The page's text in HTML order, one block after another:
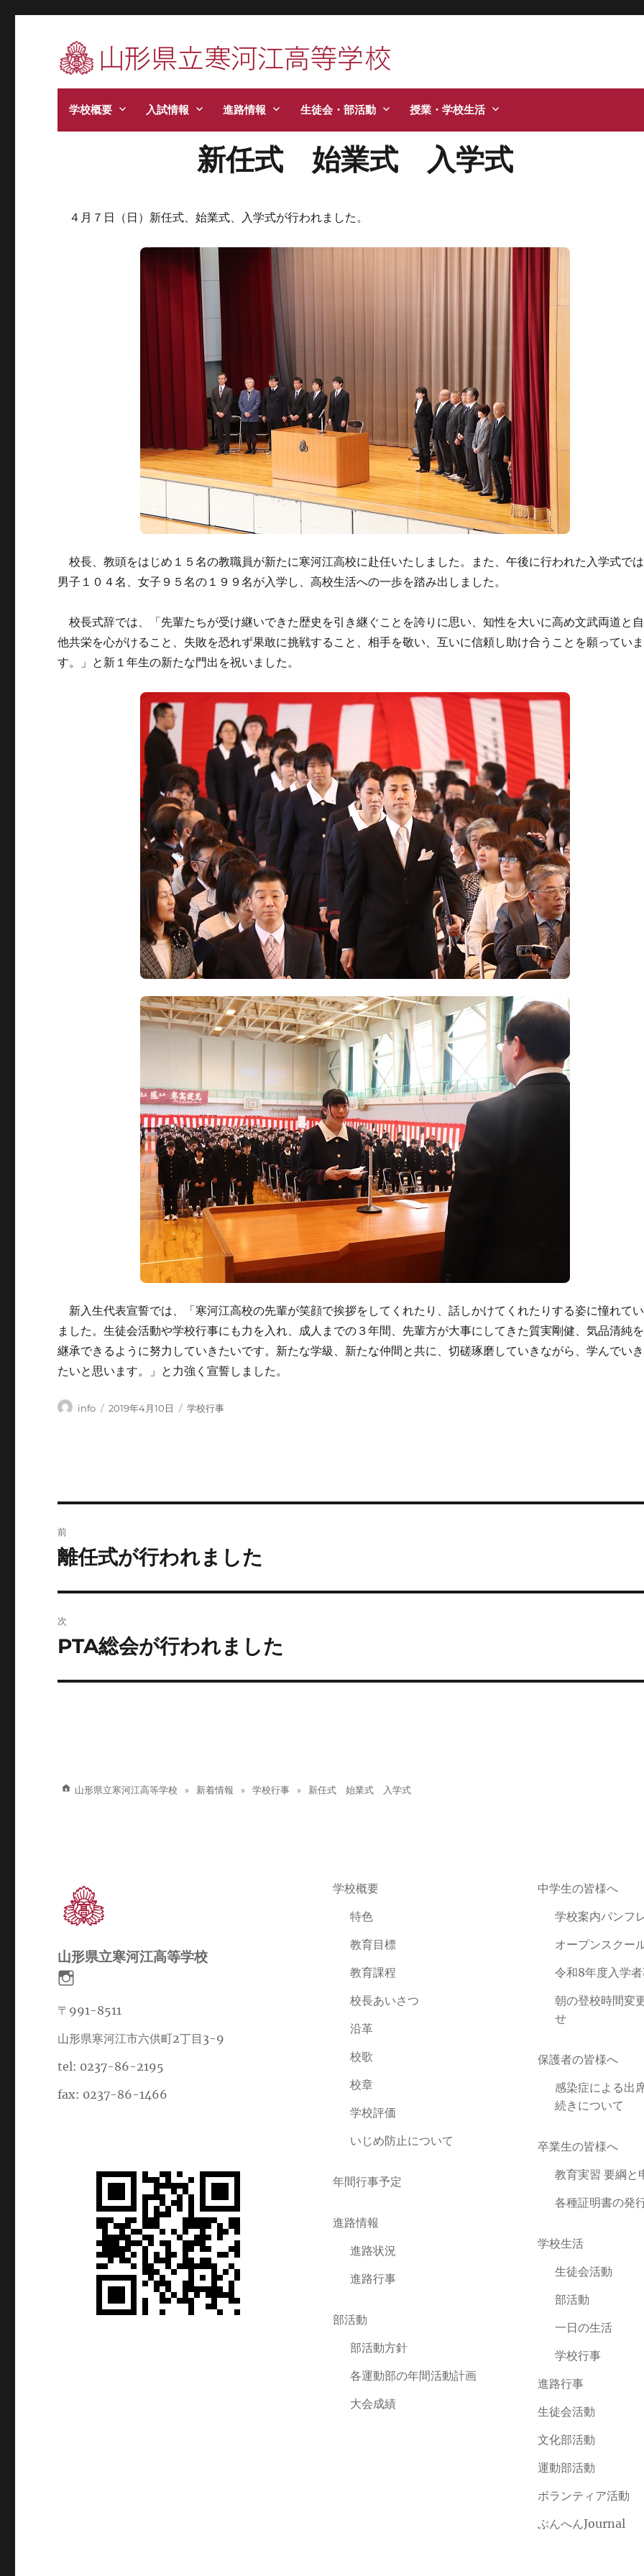
寒河江高校です。学校からのお知らせ、学校生活などお知らせします。
学校概要 入試情報 進路情報 生徒会・部活動 授業・学校生活
新任式 始業式 入学式
４月７日（日）新任式、始業式、入学式が行われました。
校長、教頭をはじめ１５名の教職員が新たに寒河江高校に赴任いたしました。また、午後に行われた入学式では
男子１０４名、女子９５名の１９９名が入学し、高校生活への一歩を踏み出しました。
校長式辞では、「先輩たちが受け継いできた歴史を引き継ぐことを誇りに思い、知性を大いに高め文武両道と自
他共栄を心がけること、失敗を恐れず果敢に挑戦すること、相手を敬い、互いに信頼し助け合うことを願っていま
す。」と新１年生の新たな門出を祝いました。
新入生代表宣誓では、「寒河江高校の先輩が笑顔で挨拶をしてくれたり、話しかけてくれたりする姿に憧れてい
ました。生徒会活動や学校行事にも力を入れ、成人までの３年間、先輩方が大事にしてきた質実剛健、気品清純を
継承できるように努力していきたいです。新たな学級、新たな仲間と共に、切磋琢磨していきながら、学んでいき
たいと思います。」と力強く宣誓しました。
投
info
投
2019年4月10日
カ
学校行事
稿
ゲ
前
前
投
稿:
離任式が行われました
次
次
投
PTA総会が行われました
山形県立寒河江高等学校 新着情報 学校行事 新任式 始業式 入学式
山形県立寒河江高等学校
〒991-8511
山形県寒河江市六供町2丁目3-9
tel: 0237-86-2195
fax: 0237-86-1466
学校概要
特色
教育目標
教育課程
校長あいさつ
沿革
校歌
校章
学校評価
いじめ防止について
年間行事予定
進路情報
進路状況
進路行事
部活動
部活動方針
各運動部の年間活動計画
大会成績
中学生の皆様へ
学校案内パンフ
オープンスクー
令和8年度入学
朝の登校時間変
せ
保護者の皆様へ
感染症による出
続きについて
卒業生の皆様へ
教育実習 要綱と
各種証明書の発
学校生活
生徒会活動
部活動
一日の生活
学校行事
進路行事
生徒会活動
文化部活動
運動部活動
ボランティア活動
ぶんへんJournal